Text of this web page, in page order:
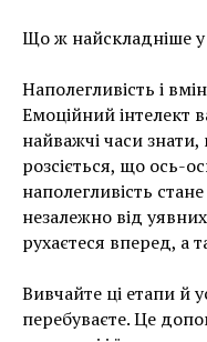
Що ж найскладніше у
Наполегливість і
Емоційний інтелект
найважчі часи
розсіється, що ось-
наполегливість
незалежно від
рухаєтеся вперед, а
Вивчайте ці етапи й
перебуваєте. Це